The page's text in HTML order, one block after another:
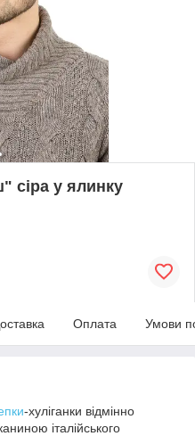
сіра у ялинку
Оплата Умови
-хуліганки відмінно
італійського